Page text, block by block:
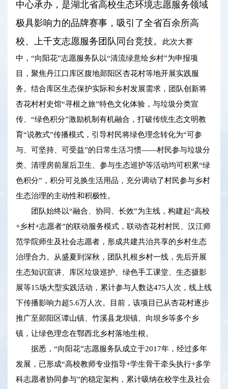
中心承办，是湖北省高校生态环境志愿服务领域
极具影响力的品牌赛事，吸引了全省百余所高
校、上千支志愿服务团队同台竞技。
此次大赛
中，“向阳花”志愿服务队以“清流绿意绘乡村”为申报项
目，聚焦丹江口库区腹地郧阳区杏花村等地开展实践服
务。结合库区生态保护实际和乡村发展需求，团队创新将
杏花村村史馆“寻根之旅”特色文化体验，与垃圾分类宣
传、“绿色积分”激励机制有机融合，打破传统生态文明教
育“说教式”传播模式，引导村民将绿色理念转化为“可参
与、可坚持、可受益”的日常生活习惯——村民参与垃圾分
类、清理房前屋后卫生、参与生态巡护等活动均可积累“绿
色积分”，积分可兑换生活用品，充分调动了村民参与乡村
生态治理的主动性和积极性。
团队始终以“融合、协同、长效”为主线，构建起“高校
+乡村+志愿者”的联动服务模式，联动杏花村村民、汉江师
范学院师生及社会志愿者，形成共建共治共享的乡村生态
治理合力。从盛夏到深秋，团队扎根乡村一线，先后开展
生态知识宣讲、库区垃圾巡护、绿色手工课堂、生态摄影
展等15场大型实践活动，累计参与人数达475人次，线上线
下传播影响力超5.6万人次。目前，该项目已从杏花村逐步
推广至郧阳区谭山镇、竹溪县龙坝镇、向坝乡等多个乡
镇，让绿色理念在鄂西北乡村落地生根。
据悉，“向阳花”志愿服务队成立于2017年，经过多年
发展，已形成“高校教师专业指导+学生骨干牵头执行+多学
科志愿者协同参与”的稳定架构，累计吸纳在校学生及社会